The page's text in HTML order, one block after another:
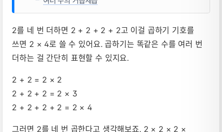
2를 네 번 더하면 2 + 2 + 2 + 2고 이걸 곱하기 기호를
쓰면 2 × 4로 쓸 수 있어요. 곱하기는 똑같은 수를 여러 번
더하는 걸 간단히 표현할 수 있지요.
2 + 2 = 2 × 2
2 + 2 + 2 = 2 × 3
2 + 2 + 2 + 2 = 2 × 4
그러면 2를 네 번 곱한다고 생각해보죠. 2 × 2 × 2 ×